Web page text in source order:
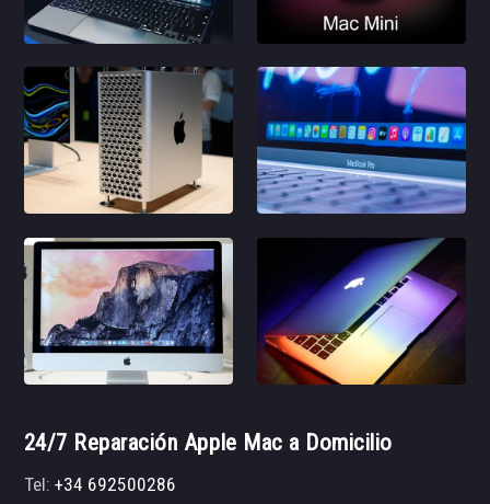
24/7 Reparación Apple Mac a Domicilio
Tel:+34 692500286